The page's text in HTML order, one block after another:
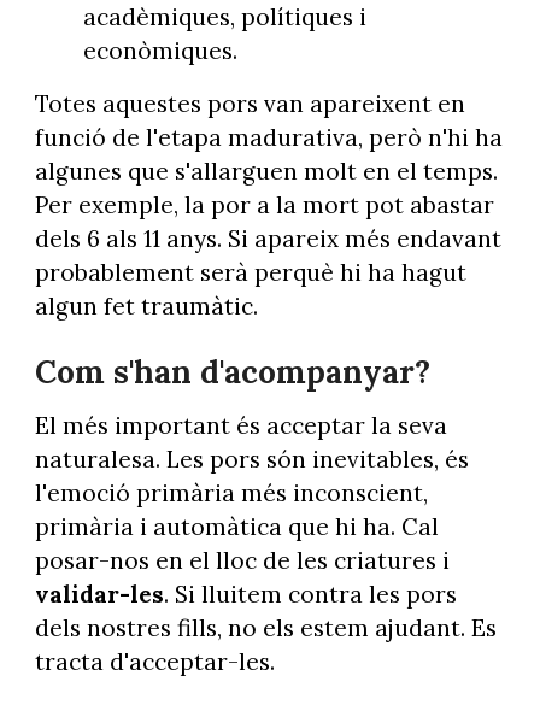
acadèmiques, polítiques i
econòmiques.
Totes aquestes pors van apareixent en
funció de l'etapa madurativa, però n'hi ha
algunes que s'allarguen molt en el temps.
Per exemple, la por a la mort pot abastar
dels 6 als 11 anys. Si apareix més endavant
probablement serà perquè hi ha hagut
algun fet traumàtic.
Com s'han d'acompanyar?
El més important és acceptar la seva
naturalesa. Les pors són inevitables, és
l'emoció primària més inconscient,
primària i automàtica que hi ha. Cal
posar-nos en el lloc de les criatures i
validar-les. Si lluitem contra les pors
dels nostres fills, no els estem ajudant. Es
tracta d'acceptar-les.